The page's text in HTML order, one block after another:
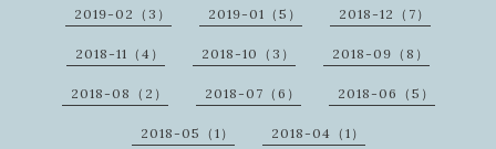
2019-02（3） 2019-01（5） 2018-12（7）
2018-11（4） 2018-10（3） 2018-09（8）
2018-08（2） 2018-07（6） 2018-06（5）
2018-05（1） 2018-04（1）